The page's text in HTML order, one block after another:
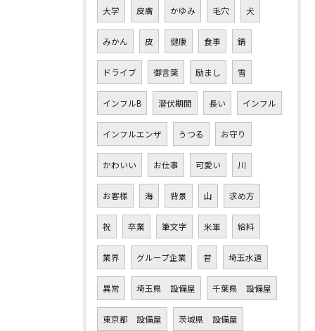
大学 皮膚 かゆみ 毛穴 犬
みかん 皮 健康 食事 錆
ドライブ 御言葉 励まし 雪
インフルB 潜伏期間 長い インフル
インフルエンザ うつる お守り
かわいい お仕事 可愛い 川
お客様 海 背景 山 求め方
祝 卒業 筆文字 米軍 給料
業界 グループ企業 昔 埼玉水道
異常 埼玉県 設備屋 千葉県 設備屋
東京都 設備屋 茨城県 設備屋